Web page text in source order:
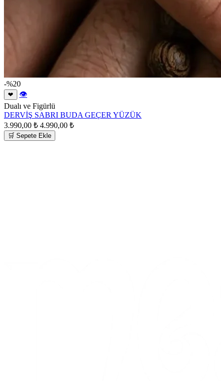
-%20
❤
👁
Dualı ve Figürlü
DERVİŞ SABRI BUDA GEÇER YÜZÜK
3.990,00 ₺ 4.990,00 ₺
🛒 Sepete Ekle